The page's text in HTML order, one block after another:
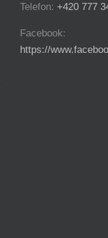
Telefon: +420 777
Facebook:
https://